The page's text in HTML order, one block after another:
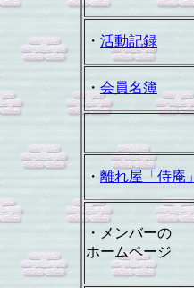
・ 活動記録
・会員名簿
・ 離れ屋「侍庵」
・メンバーの
ホームページ